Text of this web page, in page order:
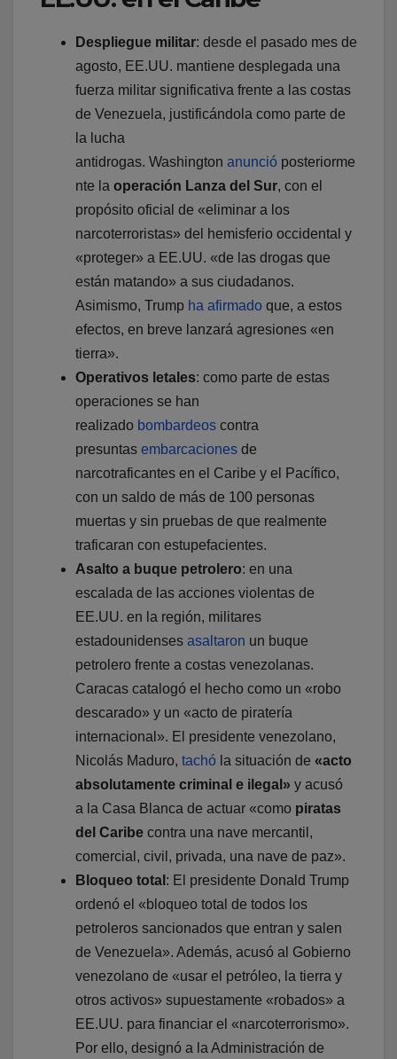
Despliegue militar: desde el pasado mes de
agosto, EE.UU. mantiene desplegada una
fuerza militar significativa frente a las costas
de Venezuela, justificándola como parte de
la lucha
antidrogas. Washington anunció posteriorme
nte la operación Lanza del Sur, con el
propósito oficial de «eliminar a los
narcoterroristas» del hemisferio occidental y
«proteger» a EE.UU. «de las drogas que
están matando» a sus ciudadanos.
Asimismo, Trump ha afirmado que, a estos
efectos, en breve lanzará agresiones «en
tierra».
Operativos letales: como parte de estas
operaciones se han
realizado bombardeos contra
presuntas embarcaciones de
narcotraficantes en el Caribe y el Pacífico,
con un saldo de más de 100 personas
muertas y sin pruebas de que realmente
traficaran con estupefacientes.
Asalto a buque petrolero: en una
escalada de las acciones violentas de
EE.UU. en la región, militares
estadounidenses asaltaron un buque
petrolero frente a costas venezolanas.
Caracas catalogó el hecho como un «robo
descarado» y un «acto de piratería
internacional». El presidente venezolano,
Nicolás Maduro, tachó la situación de «acto
absolutamente criminal e ilegal» y acusó
a la Casa Blanca de actuar «como piratas
del Caribe contra una nave mercantil,
comercial, civil, privada, una nave de paz».
Bloqueo total : El presidente Donald Trump
ordenó el «bloqueo total de todos los
petroleros sancionados que entran y salen
de Venezuela». Además, acusó al Gobierno
venezolano de «usar el petróleo, la tierra y
otros activos» supuestamente «robados» a
EE.UU. para financiar el «narcoterrorismo».
Por ello, designó a la Administración de